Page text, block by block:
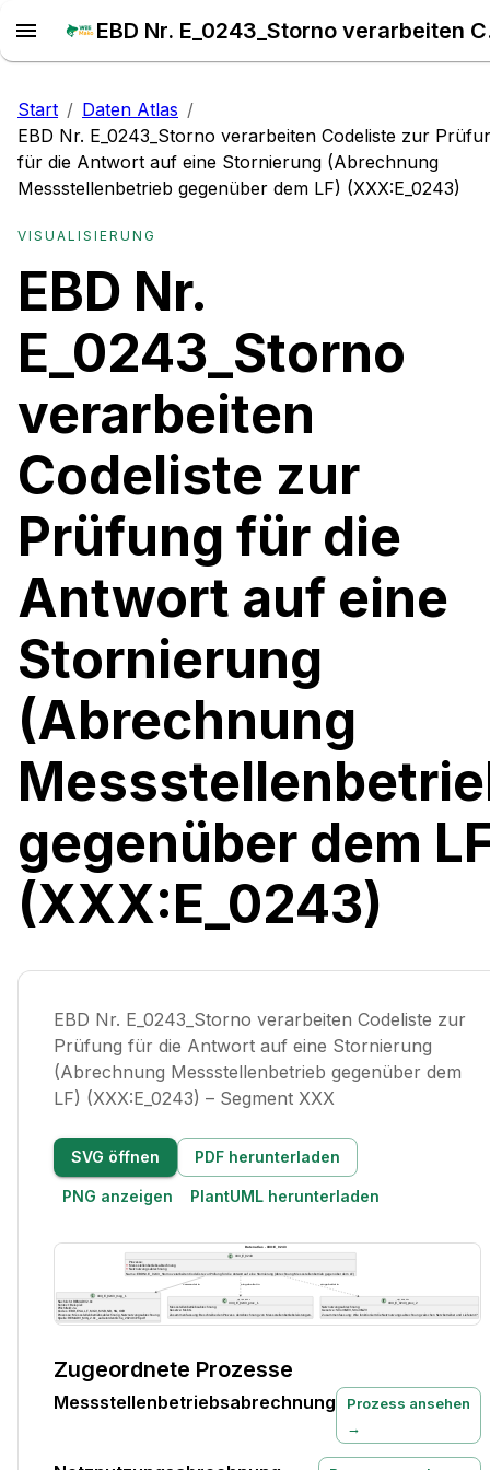
EBD Nr.
Start / Daten Atlas /
EBD Nr. E_0243_Storno verarbeiten Codeliste zur
für die Antwort auf eine Stornierung (Abrechnung
Messstellenbetrieb gegenüber dem LF) (XXX:E_0243)
VISUALISIERUNG
EBD Nr.
E_0243_Storno
verarbeiten
Codeliste zur
Prüfung für die
Antwort auf eine
Stornierung
(Abrechnung
gegenüber dem
(XXX:E_0243)
EBD Nr. E_0243_Storno verarbeiten Codeliste zur
Prüfung für die Antwort auf eine Stornierung
(Abrechnung Messstellenbetrieb gegenüber dem
LF) (XXX:E_0243) – Segment XXX
SVG öffnen PDF herunterladen
PNG anzeigen PlantUML herunterladen
Zugeordnete Prozesse
Messstellenbetriebsabrechnung
Prozess ansehen
→